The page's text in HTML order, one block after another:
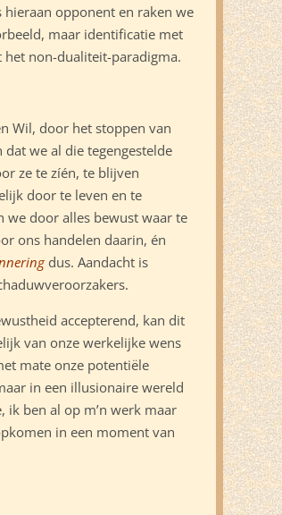
opponent en raken we
maar identificatie met
het non-dualiteit-paradigma.
Wil, door het stoppen van
we al die tegengestelde
ze te zíén, te blijven
door te leven en te
we door alles bewust waar te
ons handelen daarin, én
dus. Aandacht is
accepterend, kan dit
van onze werkelijke wens
mate onze potentiële
in een illusionaire wereld
ik ben al op m’n werk maar
in een moment van